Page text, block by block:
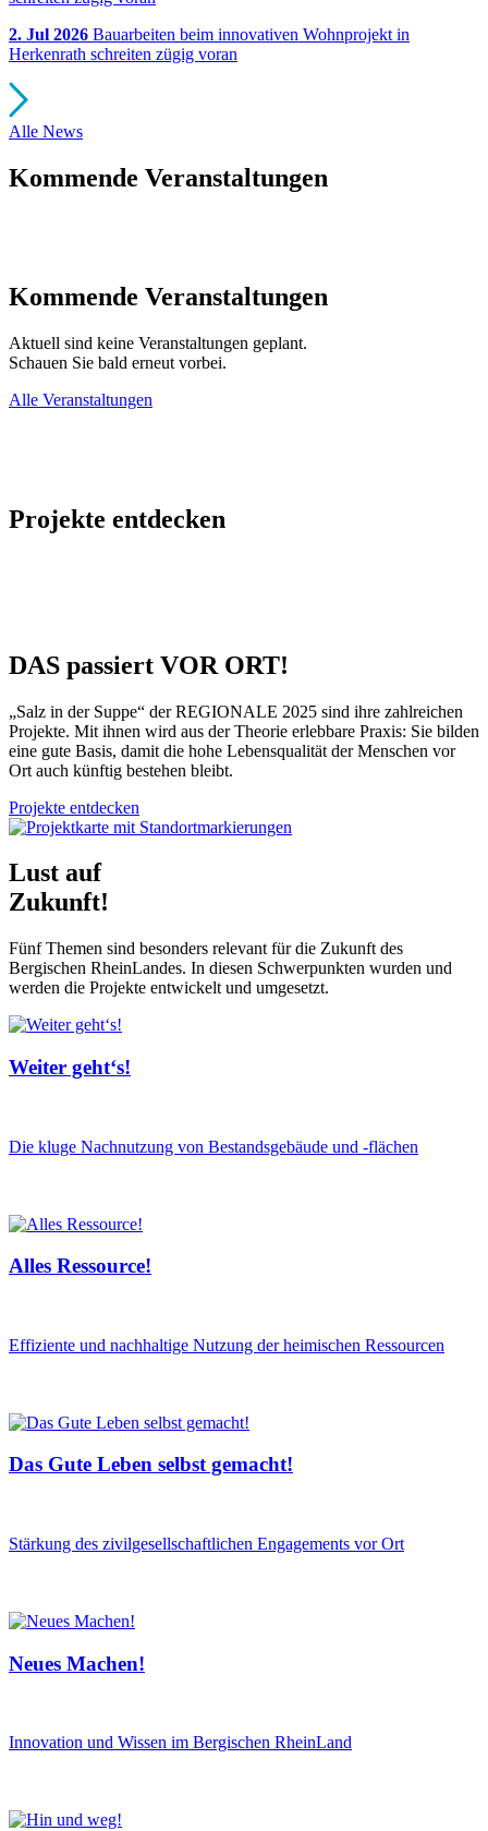
2. Jul 2026 Bauarbeiten beim innovativen Wohnprojekt in
Herkenrath schreiten zügig voran
Alle News
Kommende Veranstaltungen
Kommende Veranstaltungen
Aktuell sind keine Veranstaltungen geplant.
Schauen Sie bald erneut vorbei.
Alle Veranstaltungen
Projekte entdecken
DAS passiert VOR ORT!
„Salz in der Suppe“ der REGIONALE 2025 sind ihre zahlreichen
Projekte. Mit ihnen wird aus der Theorie erlebbare Praxis: Sie bilden
eine gute Basis, damit die hohe Lebensqualität der Menschen vor
Ort auch künftig bestehen bleibt.
Projekte entdecken
Lust auf
Zukunft!
Fünf Themen sind besonders relevant für die Zukunft des
Bergischen RheinLandes. In diesen Schwerpunkten wurden und
werden die Projekte entwickelt und umgesetzt.
Weiter geht‘s!
Die kluge Nachnutzung von Bestandsgebäude und -flächen
Alles Ressource!
Effiziente und nachhaltige Nutzung der heimischen Ressourcen
Das Gute Leben selbst gemacht!
Stärkung des zivilgesellschaftlichen Engagements vor Ort
Neues Machen!
Innovation und Wissen im Bergischen RheinLand